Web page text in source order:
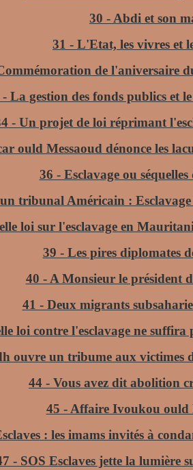
30 - Abdi et son
31 - L'Etat, les vivres et
de l'aniversaire
- La gestion des fonds publics et
- Un projet de loi réprimant
ould Messaoud dénonce les
36 - Esclavage ou séquelles
tribunal Américain :
loi sur l'esclavage en
39 - Les pires diplomates
40 - A Monsieur le président
41 - Deux migrants
loi contre l'esclavage ne suffira
ouvre un tribume aux victimes
44 - Vous avez dit abolition
45 - Affaire Ivoukou ould
: les imams invités à
- SOS Esclaves jette la lumière